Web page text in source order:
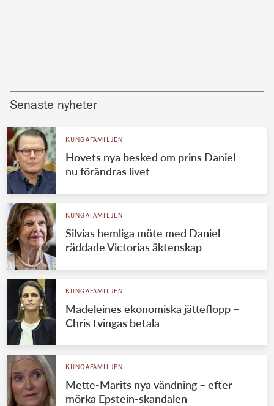
Senaste nyheter
KUNGAFAMILJEN
Hovets nya besked om prins Daniel –
nu förändras livet
KUNGAFAMILJEN
Silvias hemliga möte med Daniel
räddade Victorias äktenskap
KUNGAFAMILJEN
Madeleines ekonomiska jätteflopp –
Chris tvingas betala
KUNGAFAMILJEN
Mette-Marits nya vändning – efter
mörka Epstein-skandalen